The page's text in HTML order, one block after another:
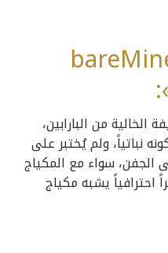
الخالية من البارابين،
نباتياً، ولم يُختبر على
الجفن، سواء مع المكياج
احترافياً يشبه مكياج